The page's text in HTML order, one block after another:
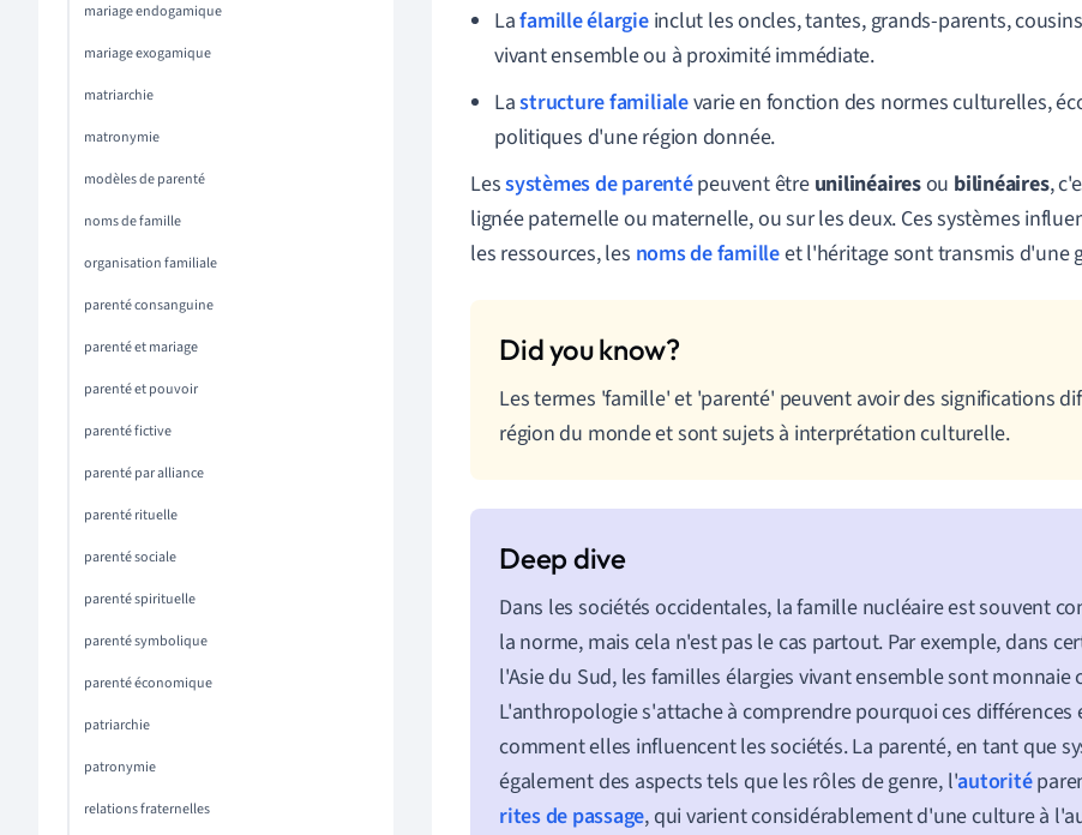
mariage endogamique
mariage exogamique
matriarchie
matronymie
modèles de parenté
noms de famille
organisation familiale
parenté consanguine
parenté et mariage
parenté et pouvoir
parenté fictive
parenté par alliance
parenté rituelle
parenté sociale
parenté spirituelle
parenté symbolique
parenté économique
patriarchie
patronymie
relations fraternelles
Lafamille élargieinclut les oncles, tantes, grands-parents,
vivant ensemble ou à proximité immédiate.
Lastructure familialevarie en fonction des normes culturelles,
politiques d'une région donnée.
Lessystèmes de parentépeuvent être unilinéairesou bilinéaires,
lignée paternelle ou maternelle, ou sur les deux. Ces systèmes
les ressources, les noms de familleet l'héritage sont transmis d'une
Les termes 'famille' et 'parenté' peuvent avoir des significations
région du monde et sont sujets à interprétation culturelle.
Dans les sociétés occidentales, la famille nucléaire est souvent
la norme, mais cela n'est pas le cas partout. Par exemple, dans
l'Asie du Sud, les familles élargies vivant ensemble sont monnaie
L'anthropologie s'attache à comprendre pourquoi ces différences
comment elles influencent les sociétés. La parenté, en tant que
également des aspects tels que les rôles de genre, l'autorité
rites de passage, qui varient considérablement d'une culture à